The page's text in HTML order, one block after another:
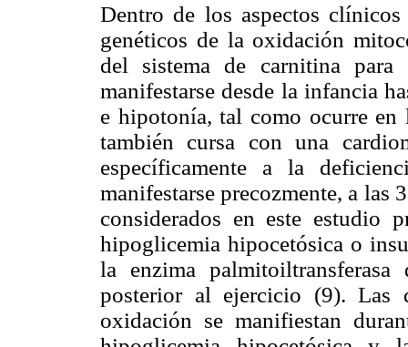
Dentro de los aspectos
genéticos de la oxidación
del sistema de carnitina para
manifestarse desde la infancia
e hipotonía, tal como ocurre
también cursa con una
específicamente a la
manifestarse precozmente, a las
considerados en este estudio
hipoglicemia hipocetósica o
la enzima
posterior al ejercicio (9). Las
oxidación se manifiestan